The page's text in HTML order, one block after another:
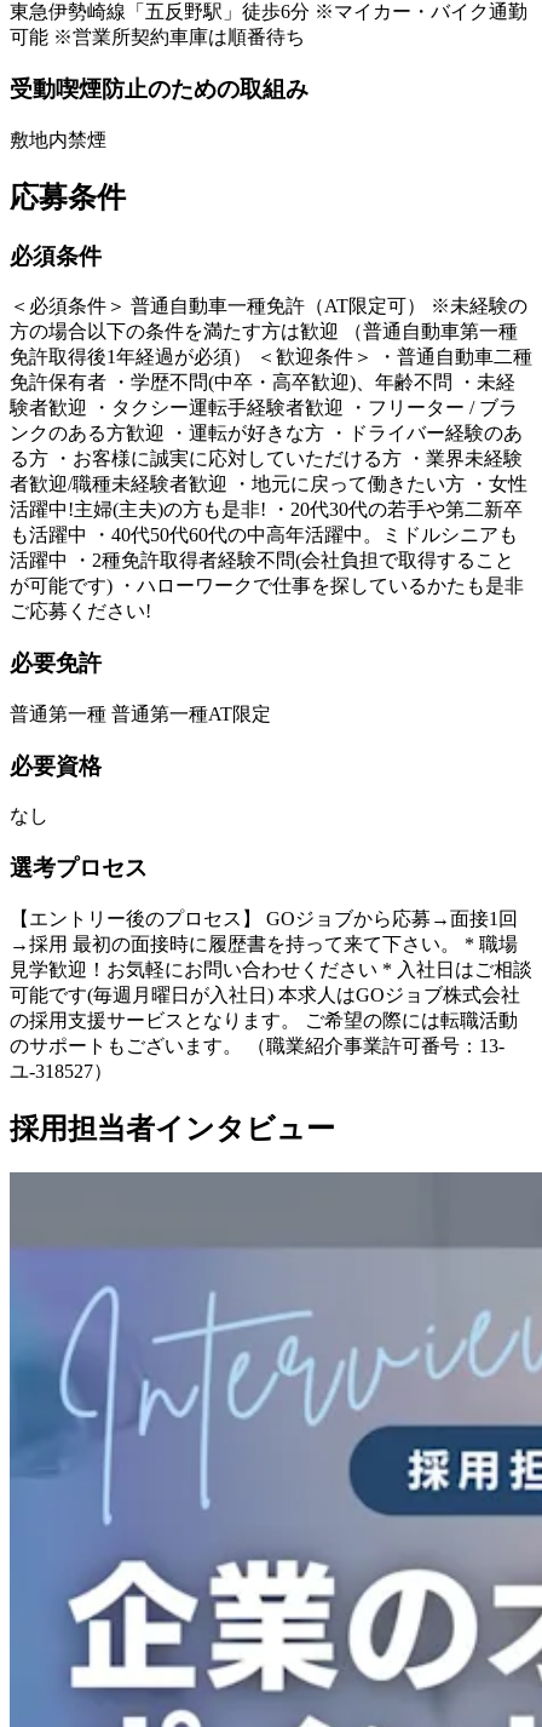
東急伊勢崎線「五反野駅」徒歩6分 ※マイカー・バイク通勤
可能 ※営業所契約車庫は順番待ち
受動喫煙防止のための取組み
敷地内禁煙
応募条件
必須条件
＜必須条件＞ 普通自動車一種免許（AT限定可） ※未経験の
方の場合以下の条件を満たす方は歓迎 （普通自動車第一種
免許取得後1年経過が必須） ＜歓迎条件＞ ・普通自動車二種
免許保有者 ・学歴不問(中卒・高卒歓迎)、年齢不問 ・未経
験者歓迎 ・タクシー運転手経験者歓迎 ・フリーター / ブラ
ンクのある方歓迎 ・運転が好きな方 ・ドライバー経験のあ
る方 ・お客様に誠実に応対していただける方 ・業界未経験
者歓迎/職種未経験者歓迎 ・地元に戻って働きたい方 ・女性
活躍中!主婦(主夫)の方も是非! ・20代30代の若手や第二新卒
も活躍中 ・40代50代60代の中高年活躍中。ミドルシニアも
活躍中 ・2種免許取得者経験不問(会社負担で取得すること
が可能です) ・ハローワークで仕事を探しているかたも是非
ご応募ください!
必要免許
普通第一種 普通第一種AT限定
必要資格
なし
選考プロセス
【エントリー後のプロセス】 GOジョブから応募→面接1回
→採用 最初の面接時に履歴書を持って来て下さい。 * 職場
見学歓迎！お気軽にお問い合わせください * 入社日はご相談
可能です(毎週月曜日が入社日) 本求人はGOジョブ株式会社
の採用支援サービスとなります。 ご希望の際には転職活動
のサポートもございます。 （職業紹介事業許可番号：13-
ユ-318527）
採用担当者インタビュー